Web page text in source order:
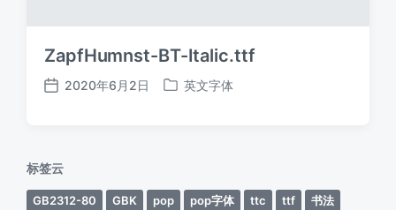
ZapfHumnst-BT-Italic.ttf
发
2020年6月2日
发
英文字体
标签云
GB2312-80 GBK pop pop字体 ttc ttf
书法